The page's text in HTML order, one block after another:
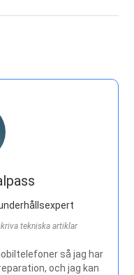
tekniska artiklar
så jag har
och jag kan